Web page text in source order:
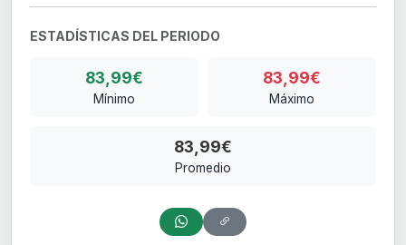
ESTADÍSTICAS DEL PERIODO
83,99€
Mínimo
83,99€
Máximo
83,99€
Promedio